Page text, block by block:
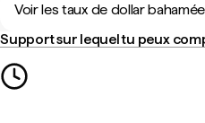
Voir les taux de dollar
Support sur lequel tu peux